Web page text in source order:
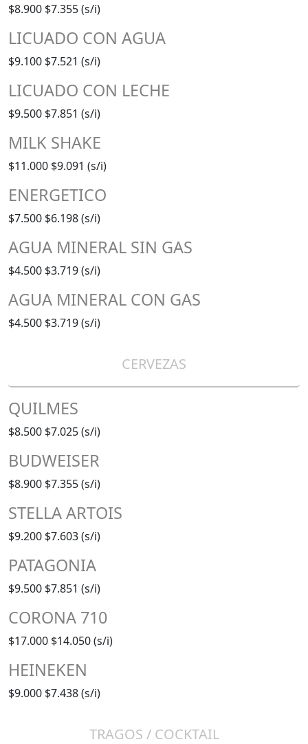
$8.900 $7.355 (s/i)
LICUADO CON AGUA
$9.100 $7.521 (s/i)
LICUADO CON LECHE
$9.500 $7.851 (s/i)
MILK SHAKE
$11.000 $9.091 (s/i)
ENERGETICO
$7.500 $6.198 (s/i)
AGUA MINERAL SIN GAS
$4.500 $3.719 (s/i)
AGUA MINERAL CON GAS
$4.500 $3.719 (s/i)
CERVEZAS
QUILMES
$8.500 $7.025 (s/i)
BUDWEISER
$8.900 $7.355 (s/i)
STELLA ARTOIS
$9.200 $7.603 (s/i)
PATAGONIA
$9.500 $7.851 (s/i)
CORONA 710
$17.000 $14.050 (s/i)
HEINEKEN
$9.000 $7.438 (s/i)
TRAGOS / COCKTAIL